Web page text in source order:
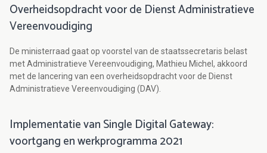
Overheidsopdracht voor de Dienst Administratieve
Vereenvoudiging
De ministerraad gaat op voorstel van de staatssecretaris belast
met Administratieve Vereenvoudiging, Mathieu Michel, akkoord
met de lancering van een overheidsopdracht voor de Dienst
Administratieve Vereenvoudiging (DAV).
Implementatie van Single Digital Gateway:
voortgang en werkprogramma 2021